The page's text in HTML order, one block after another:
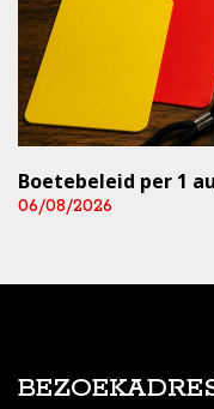
Boetebeleid per 1
06/08/2026